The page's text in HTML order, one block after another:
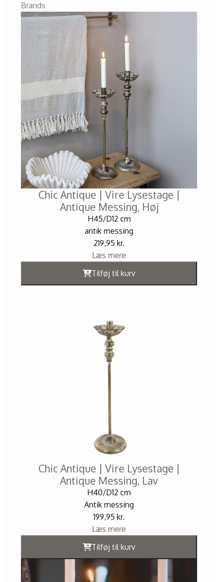
Brands
Chic Antique | Vire Lysestage |
Antique Messing, Høj
H45/D12 cm
antik messing
219,95 kr.
Læs mere
Tilføj til kurv
Chic Antique | Vire Lysestage |
Antique Messing, Lav
H40/D12 cm
Antik messing
199,95 kr.
Læs mere
Tilføj til kurv